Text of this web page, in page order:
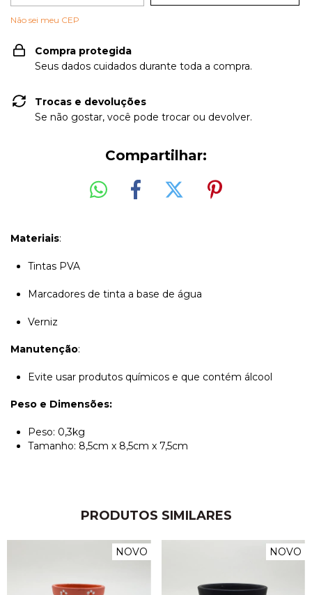
Não sei meu CEP
Compra protegida
Seus dados cuidados durante toda a compra.
Trocas e devoluções
Se não gostar, você pode trocar ou devolver.
Compartilhar:
Materiais:
Tintas PVA
Marcadores de tinta a base de água
Verniz
Manutenção:
Evite usar produtos químicos e que contém álcool
Peso e Dimensões:
Peso: 0,3kg
Tamanho: 8,5cm x 8,5cm x 7,5cm
PRODUTOS SIMILARES
NOVO NOVO